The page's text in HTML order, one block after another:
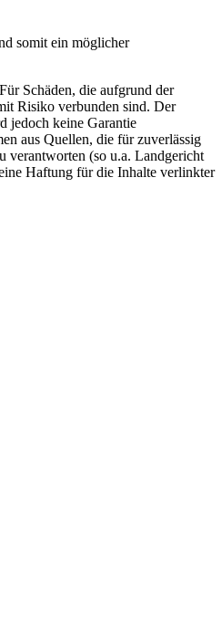
somit ein möglicher
Schäden, die aufgrund der
Risiko verbunden sind. Der
jedoch keine Garantie
aus Quellen, die für zuverlässig
verantworten (so u.a. Landgericht
Haftung für die Inhalte verlinkter